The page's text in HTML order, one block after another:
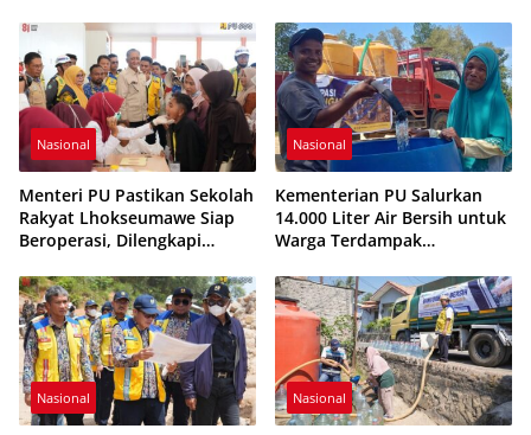
Kemarau
Kerusakan Tak Berulang
Nasional
Menteri PU Pastikan Sekolah
Rakyat Lhokseumawe Siap
Beroperasi, Dilengkapi
Nasional
Kementerian PU Salurkan
14.000 Liter Air Bersih untuk
Warga Terdampak
Timur
Nasional Nasional